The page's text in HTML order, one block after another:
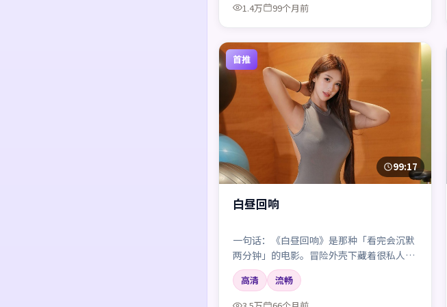
1.4万
99个月前
首推
99:17
白昼回响
一句话：《白昼回响》是那种「看完会沉默
两分钟」的电影。冒险外壳下藏着很私人的
疼痛，章子怡的眼神戏尤其要命。
高清
流畅